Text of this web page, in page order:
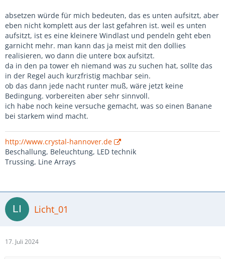
absetzen würde für mich bedeuten, das es unten aufsitzt, aber
eben nicht komplett aus der last gefahren ist. weil es unten
aufsitzt, ist es eine kleinere Windlast und pendeln geht eben
garnicht mehr. man kann das ja meist mit den dollies
realisieren, wo dann die untere box aufsitzt.
da in den pa tower eh niemand was zu suchen hat, sollte das
in der Regel auch kurzfristig machbar sein.
ob das dann jede nacht runter muß, wäre jetzt keine
Bedingung. vorbereiten aber sehr sinnvoll.
ich habe noch keine versuche gemacht, was so einen Banane
bei starkem wind macht.
http://www.crystal-hannover.de
Beschallung, Beleuchtung, LED technik
Trussing, Line Arrays
Licht_01
17. Juli 2024